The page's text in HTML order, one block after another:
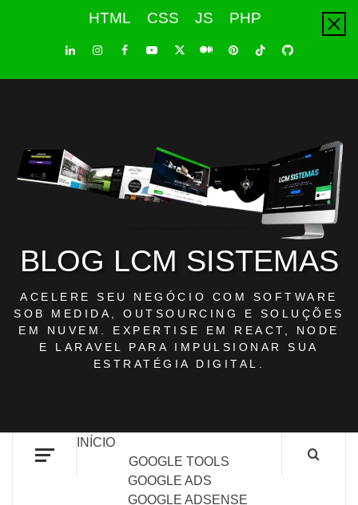
HTML CSS JS PHP
LinkedInInstagramFacebookYoutube
X PinterestTiktokGithub
BLOG LCM SISTEMAS
ACELERE SEU NEGÓCIO COM SOFTWARE
SOB MEDIDA, OUTSOURCING E SOLUÇÕES
EM NUVEM. EXPERTISE EM REACT, NODE
E LARAVEL PARA IMPULSIONAR SUA
ESTRATÉGIA DIGITAL.
INÍCIO
GOOGLE TOOLS
GOOGLE ADS
GOOGLE ADSENSE